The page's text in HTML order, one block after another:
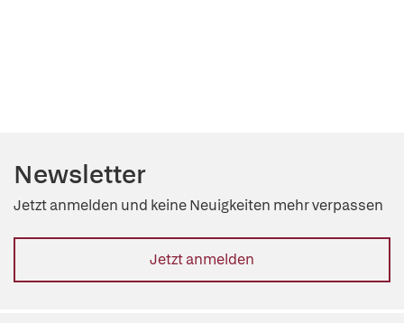
Newsletter
Jetzt anmelden und keine Neuigkeiten mehr verpassen
Jetzt anmelden